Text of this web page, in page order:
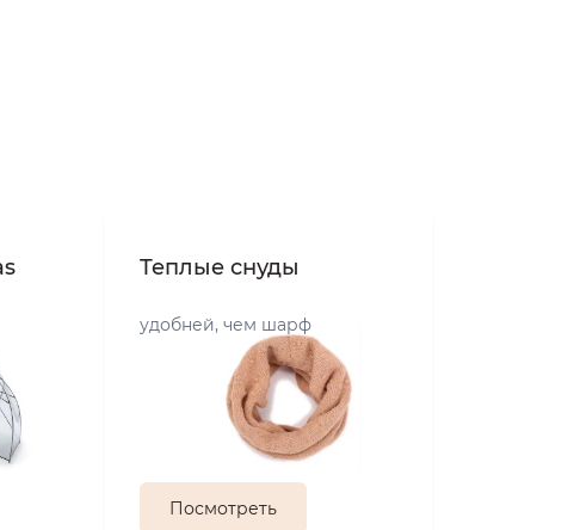
Теплые снуды
удобней, чем шарф
Посмотреть